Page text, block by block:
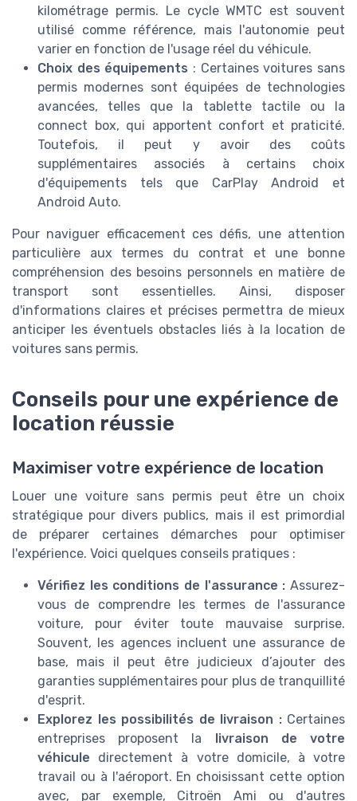
kilométrage permis. Le cycle WMTC est souvent
utilisé comme référence, mais l'autonomie peut
varier en fonction de l'usage réel du véhicule.
Choix des équipements : Certaines voitures sans
permis modernes sont équipées de technologies
avancées, telles que la tablette tactile ou la
connect box, qui apportent confort et praticité.
Toutefois, il peut y avoir des coûts
supplémentaires associés à certains choix
d'équipements tels que CarPlay Android et
Android Auto.
Pour naviguer efficacement ces défis, une attention
particulière aux termes du contrat et une bonne
compréhension des besoins personnels en matière de
transport sont essentielles. Ainsi, disposer
d'informations claires et précises permettra de mieux
anticiper les éventuels obstacles liés à la location de
voitures sans permis.
Conseils pour une expérience de
location réussie
Maximiser votre expérience de location
Louer une voiture sans permis peut être un choix
stratégique pour divers publics, mais il est primordial
de préparer certaines démarches pour optimiser
l'expérience. Voici quelques conseils pratiques :
Vérifiez les conditions de l'assurance : Assurez-
vous de comprendre les termes de l'assurance
voiture, pour éviter toute mauvaise surprise.
Souvent, les agences incluent une assurance de
base, mais il peut être judicieux d’ajouter des
garanties supplémentaires pour plus de tranquillité
d'esprit.
Explorez les possibilités de livraison :Certaines
entreprises proposent la
livraison de votre
véhicule directement à votre domicile, à votre
travail ou à l'aéroport. En choisissant cette option
avec, par exemple, Citroën Ami ou d'autres